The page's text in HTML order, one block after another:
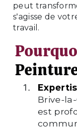
peut
s'agisse de
travail.
Brive-
est